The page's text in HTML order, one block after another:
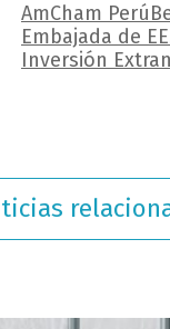
AmCham Perú
Embajada de
Inversión